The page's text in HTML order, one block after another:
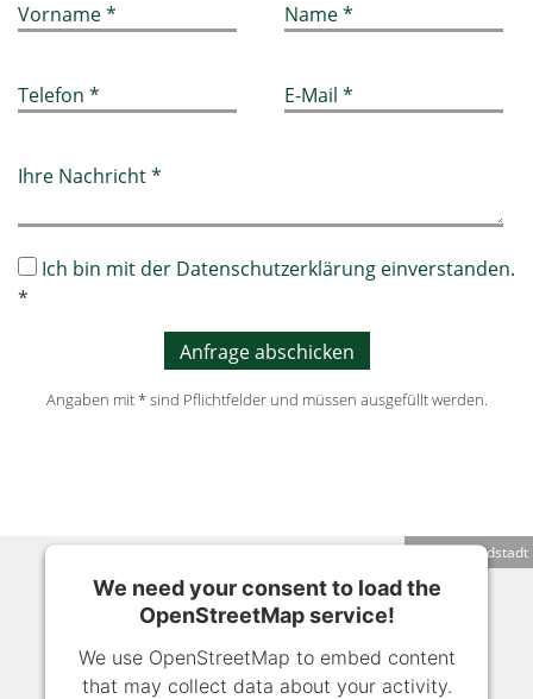
Vorname * Name *
Telefon * E-Mail *
Ihre Nachricht *
Ich bin mit der Datenschutzerklärung einverstanden.
*
Angaben mit * sind Pflichtfelder und müssen ausgefüllt werden.
Standort Radstadt
We need your consent to load the
OpenStreetMap service!
We use OpenStreetMap to embed content
that may collect data about your activity.